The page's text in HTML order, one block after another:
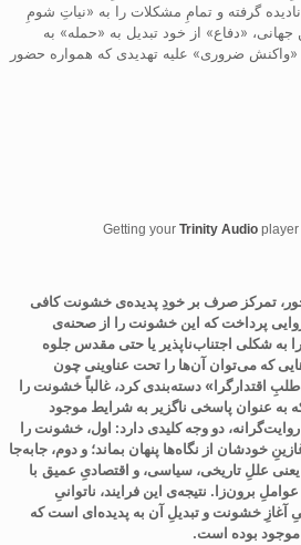
گرفته و تمامِ مشکلات را به «نیاتِ شومِ
«دفاع» از خود تبدیل به «حمله» به
ضروری» علیه تهدیدی که همواره حضور
Getting your Trinity Audio player
تمرکز صرف بر خودِ پدیده‌ی خشونت کافی
پرداخت که این خشونت را از صحنه‌ی
به شکلی اجتناب‌ناپذیر یا حتی مقدس جلوه
که می‌توان آن‌ها را تحت عناوینی چون
اقتدارگرا» دسته‌بندی کرد، غالباً خشونت را
به عنوان پاسخی ناگزیر به شرایط موجود
دو وجه کلیدی دارد: اول، خشونت را
خودشان از نگاه‌ها پنهان بماند؛ و دوم، جابه‌جا
یعنی عللِ تاریخی، سیاسی، و اقتصادیِ عمیق با
برون‌زا. نتیجه‌ی این فرایند، ناتوانیِ
خشونت و تبدیلِ آن به پدیده‌ای است که
موجود بوده است.